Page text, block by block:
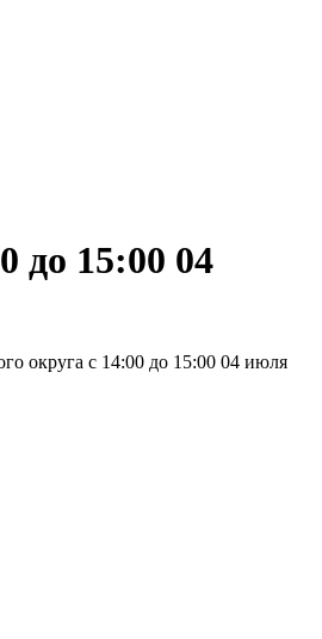
до 15:00 04
округа с 14:00 до 15:00 04 июля